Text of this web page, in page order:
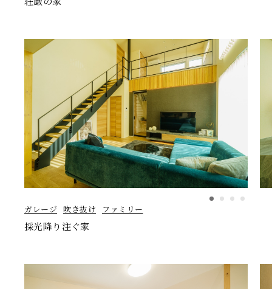
ガレージ 吹き抜け ファミリー
採光降り注ぐ家